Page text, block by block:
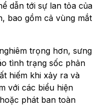
dẫn tới sự lan tỏa của
bao gồm cả vùng mắt
trọng hơn, sưng
tình trạng sốc phản
hiếm khi xảy ra và
với các biểu hiện
phát ban toàn